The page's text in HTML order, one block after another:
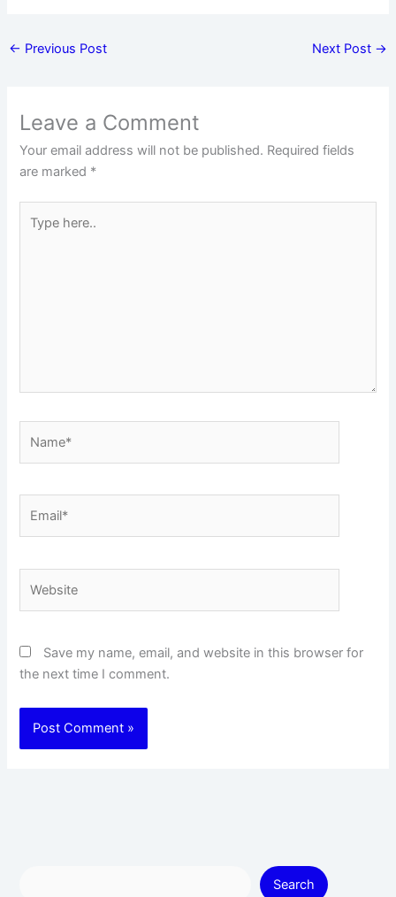
← Previous Post Next Post →
Leave a Comment
Your email address will not be published. Required fields
are marked *
here..
Save my name, email, and website in this browser for
the next time I comment.
Search